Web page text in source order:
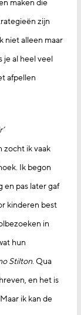
maken die
zijn
niet alleen maar
je al heel veel
afpellen
zocht ik vaak
Ik begon
en pas later gaf
kinderen best
in
hun
Stilton. Qua
en het is
ik kan de